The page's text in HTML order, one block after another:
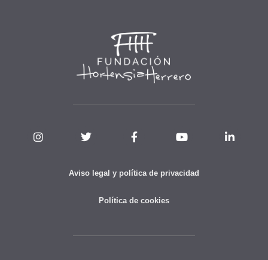
Aviso legal y política de privacidad
Política de cookies